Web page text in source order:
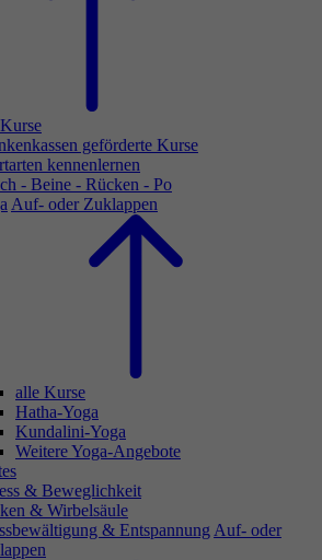
geförderte Kurse
kennenlernen
- Beine - Rücken - Po
Auf- oder Zuklappen
alle Kurse
Hatha-Yoga
Kundalini-Yoga
Weitere Yoga-Angebote
& Beweglichkeit
& Wirbelsäule
& Entspannung Auf- oder